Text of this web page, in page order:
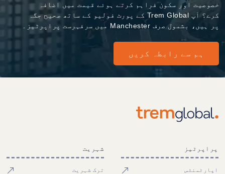
خصوصیت اور سکون فراہم کرتے ہوئے قیمت میں اضافہ
کرے؟ آپ Trem Global کے پورٹ فولیو کے ساتھ صحیح جگہ
پر ہیں، بشمول صرف Manchester میں سرفہرست پراپرٹیز۔
ہم سے رابطہ کریں
پراپرٹیز
اپارٹمنٹس
شہریت
ترک شہریت